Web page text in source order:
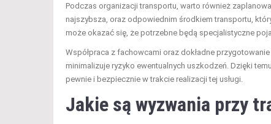
Podczas organizacji transportu, warto również
najszybsza, oraz odpowiednim środkiem transportu,
może okazać się, że potrzebne będą specjalistyczne
Współpraca z fachowcami oraz dokładne
minimalizuje ryzyko ewentualnych uszkodzeń. Dzięki
pewnie i bezpiecznie w trakcie realizacji tej usługi.
Jakie są wyzwania przy